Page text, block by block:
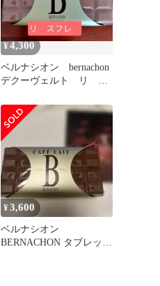
¥4,300
ベルナシオン bernachon
デクーヴェルト リ ス
¥3,600
ベルナシオン
BERNACHON タブレット